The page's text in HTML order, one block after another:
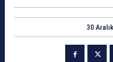
30